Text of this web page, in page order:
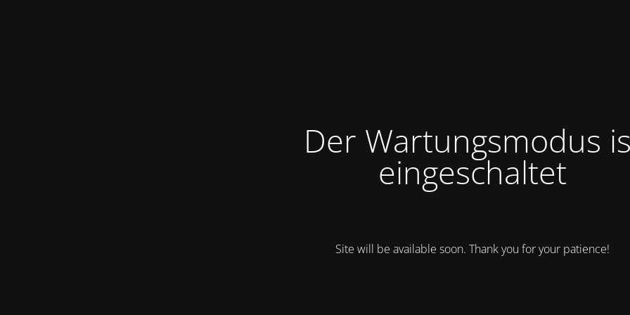
Der Wartungsmodus
eingeschaltet
Site will be available soon. Thank you for your patience!